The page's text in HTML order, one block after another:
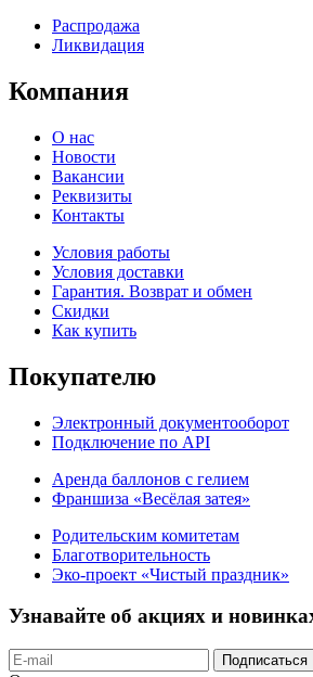
Распродажа
Ликвидация
Компания
О нас
Новости
Вакансии
Реквизиты
Контакты
Условия работы
Условия доставки
Гарантия. Возврат и обмен
Скидки
Как купить
Покупателю
Электронный документооборот
Подключение по API
Аренда баллонов с гелием
Франшиза «Весёлая затея»
Родительским комитетам
Благотворительность
Эко-проект «Чистый праздник»
Узнавайте об акциях и
Подписаться